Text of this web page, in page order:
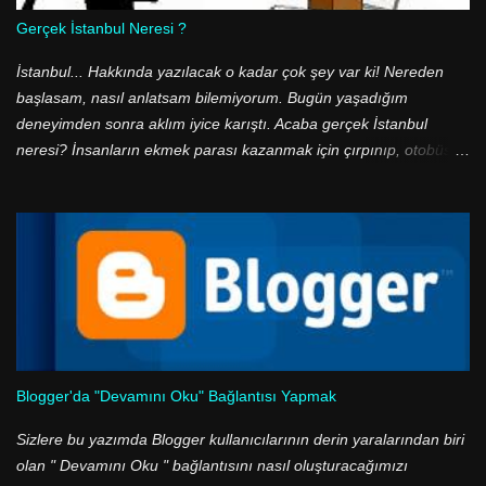
olduğuna dikkat edin.
Gerçek İstanbul Neresi ?
İstanbul... Hakkında yazılacak o kadar çok şey var ki! Nereden
başlasam, nasıl anlatsam bilemiyorum. Bugün yaşadığım
deneyimden sonra aklım iyice karıştı. Acaba gerçek İstanbul
neresi? İnsanların ekmek parası kazanmak için çırpınıp, otobüs
gri renkli şehir mi? Yoksa yeşil ile mavinin buluştuğu, tarihi eserleri
ve doğal güzelliklerin birbiri ardı sıralandığı, boğaza nazır yalıların
olduğu bir cennet mi? Aslında aradaki zıtlıklar çok daha güzel, çok
daha belirgin dile getirilebilir. Ancak ben daha fazla ileri gitmek
istemiyorum. Çünkü ben, çünkü ben... Çünkü ben İstanbul'un en
Blogger'da "Devamını Oku" Bağlantısı Yapmak
Sizlere bu yazımda Blogger kullanıcılarının derin yaralarından biri
olan " Devamını Oku " bağlantısını nasıl oluşturacağımızı